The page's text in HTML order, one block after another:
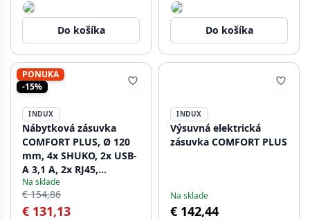
Do košíka Do košíka
PONUKA
-15%
INDUX
Nábytková zásuvka
COMFORT PLUS, Ø 120
mm, 4x SHUKO, 2x USB-
A 3,1 A, 2x RJ45,
indukčná nabíjačka 5 W,
kábel 1,5 m, čierna
Na sklade
€ 154,86
€ 131,13
INDUX
Výsuvná elektrická
zásuvka COMFORT PLUS
Na sklade
€ 142,44